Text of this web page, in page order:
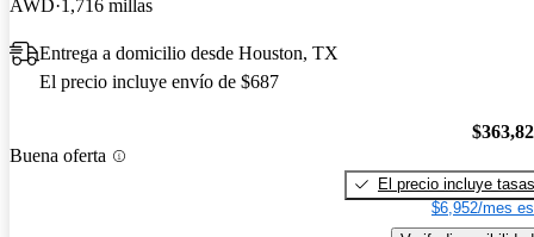
AWD 1,716 millas
Entrega a domicilio desde Houston, TX
El precio incluye envío de $687
Buena oferta
El precio incluye tasas
$6,952/mes